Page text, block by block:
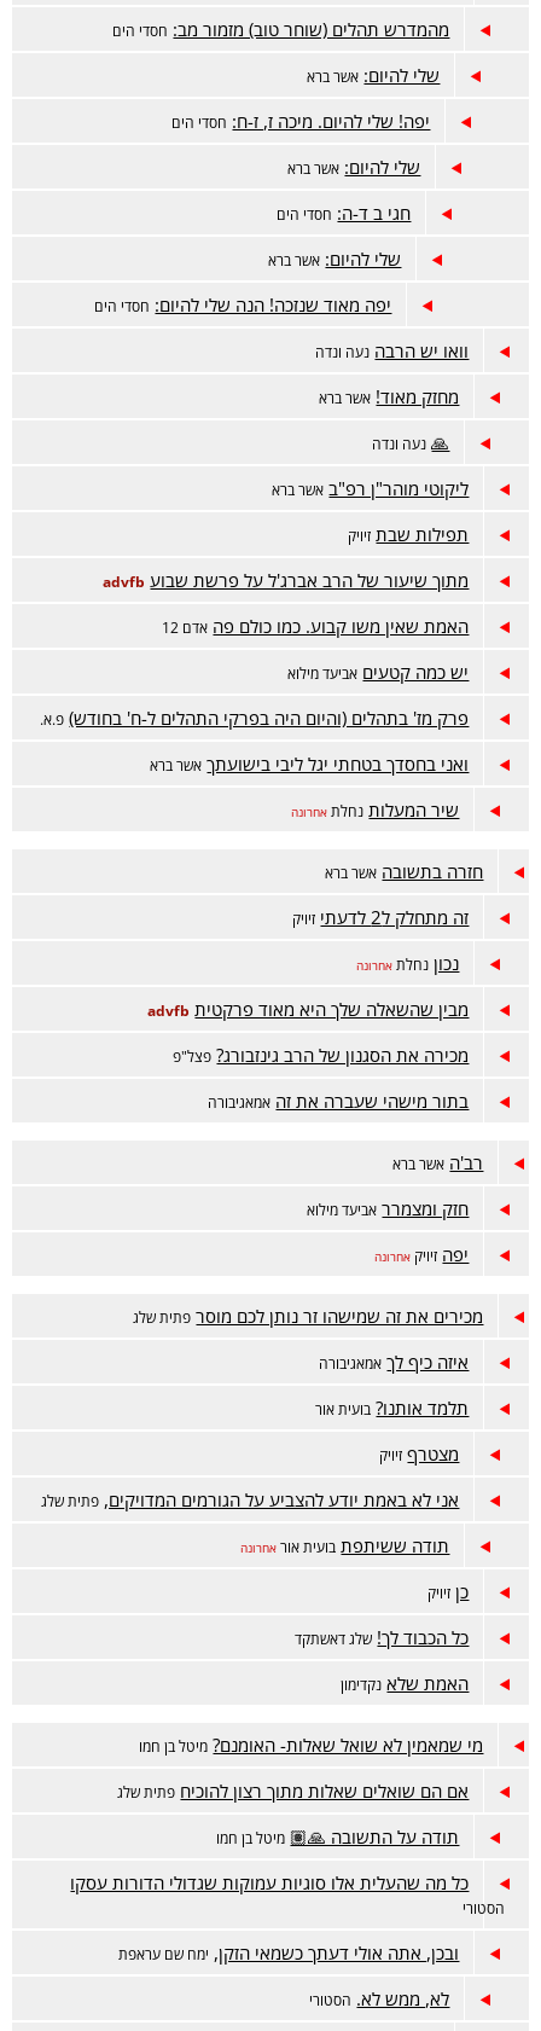
מהמדרש תהלים (שוחר טוב) מזמור מב: חסדי הים
שלי להיום: אשר ברא
יפה! שלי להיום. מיכה ז, ז-ח: חסדי הים
שלי להיום: אשר ברא
חגי ב ד-ה: חסדי הים
שלי להיום: אשר ברא
יפה מאוד שנזכה! הנה שלי להיום: חסדי הים
וואו יש הרבה נעה ונדה
מחזק מאוד! אשר ברא
🙏 נעה ונדה
ליקוטי מוהר"ן רפ"ב אשר ברא
תפילות שבת זיויק
מתוך שיעור של הרב אברג'ל על פרשת שבוע advfb
האמת שאין משו קבוע. כמו כולם פה אדם 12
יש כמה קטעים אביעד מילוא
פרק מז' בתהלים (והיום היה בפרקי התהלים ל-ח' בחודש) פ.א.
ואני בחסדך בטחתי יגל ליבי בישועתך אשר ברא
שיר המעלות נחלת אחרונה
חזרה בתשובה אשר ברא
זה מתחלק ל2 לדעתי זיויק
נכון נחלת אחרונה
מבין שהשאלה שלך היא מאוד פרקטית advfb
מכירה את הסגנון של הרב גינזבורג? פצל"פ
בתור מישהי שעברה את זה אמאגיבורה
רב'ה אשר ברא
חזק ומצמרר אביעד מילוא
יפה זיויק אחרונה
מכירים את זה שמישהו זר נותן לכם מוסר פתית שלג
איזה כיף לך אמאגיבורה
תלמד אותנו? בועית אור
מצטרף זיויק
אני לא באמת יודע להצביע על הגורמים המדויקים, פתית שלג
תודה ששיתפת בועית אור אחרונה
כן זיויק
כל הכבוד לך! שלג דאשתקד
האמת שלא נקדימון
מי שמאמין לא שואל שאלות- האומנם? מיטל בן חמו
אם הם שואלים שאלות מתוך רצון להוכיח פתית שלג
תודה על התשובה 🙏🏽 מיטל בן חמו
כל מה שהעלית אלו סוגיות עמוקות שגדולי הדורות עסקו
הסטורי
ובכן, אתה אולי דעתך כשמאי הזקן, ימח שם עראפת
לא, ממש לא. הסטורי